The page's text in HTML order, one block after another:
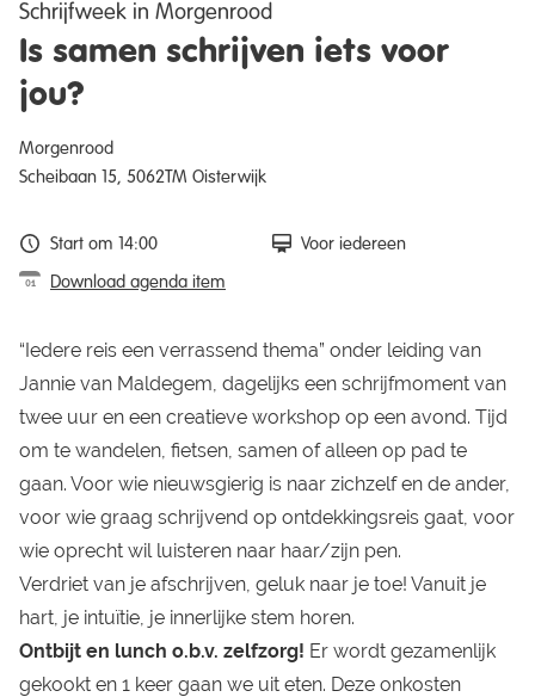
Schrijfweek in Morgenrood
Is samen schrijven iets voor
jou?
Morgenrood
Scheibaan 15, 5062TM Oisterwijk
Start om 14:00
Voor iedereen
Download agenda item
“Iedere reis een verrassend thema” onder leiding van
Jannie van Maldegem, dagelijks een schrijfmoment van
twee uur en een creatieve workshop op een avond. Tijd
om te wandelen, fietsen, samen of alleen op pad te
gaan. Voor wie nieuwsgierig is naar zichzelf en de ander,
voor wie graag schrijvend op ontdekkingsreis gaat, voor
wie oprecht wil luisteren naar haar/zijn pen.
Verdriet van je afschrijven, geluk naar je toe! Vanuit je
hart, je intuïtie, je innerlijke stem horen.
Ontbijt en lunch o.b.v. zelfzorg! Er wordt gezamenlijk
gekookt en 1 keer gaan we uit eten. Deze onkosten